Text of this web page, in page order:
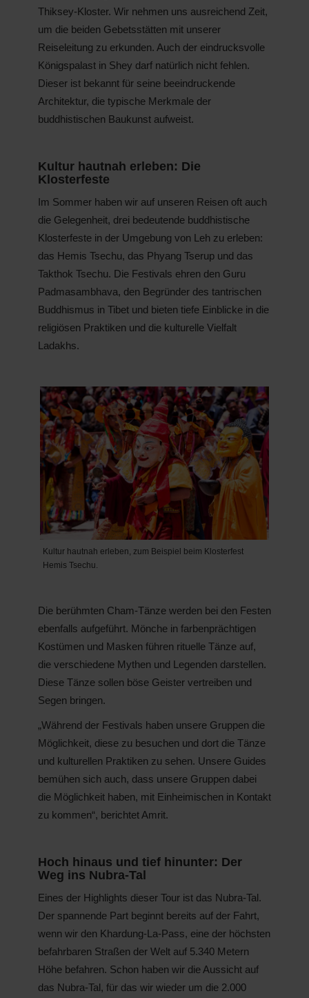
Thiksey-Kloster. Wir nehmen uns ausreichend Zeit,
um die beiden Gebetsstätten mit unserer
Reiseleitung zu erkunden. Auch der eindrucksvolle
Königspalast in Shey darf natürlich nicht fehlen.
Dieser ist bekannt für seine beeindruckende
Architektur, die typische Merkmale der
buddhistischen Baukunst aufweist.
Kultur hautnah erleben: Die
Klosterfeste
Im Sommer haben wir auf unseren Reisen oft auch
die Gelegenheit, drei bedeutende buddhistische
Klosterfeste in der Umgebung von Leh zu erleben:
das Hemis Tsechu, das Phyang Tserup und das
Takthok Tsechu. Die Festivals ehren den Guru
Padmasambhava, den Begründer des tantrischen
Buddhismus in Tibet und bieten tiefe Einblicke in die
religiösen Praktiken und die kulturelle Vielfalt
Ladakhs.
Kultur hautnah erleben, zum Beispiel beim Klosterfest
Hemis Tsechu.
Die berühmten Cham-Tänze werden bei den Festen
ebenfalls aufgeführt. Mönche in farbenprächtigen
Kostümen und Masken führen rituelle Tänze auf,
die verschiedene Mythen und Legenden darstellen.
Diese Tänze sollen böse Geister vertreiben und
Segen bringen.
„Während der Festivals haben unsere Gruppen die
Möglichkeit, diese zu besuchen und dort die Tänze
und kulturellen Praktiken zu sehen. Unsere Guides
bemühen sich auch, dass unsere Gruppen dabei
die Möglichkeit haben, mit Einheimischen in Kontakt
zu kommen“, berichtet Amrit.
Hoch hinaus und tief hinunter: Der
Weg ins Nubra-Tal
Eines der Highlights dieser Tour ist das Nubra-Tal.
Der spannende Part beginnt bereits auf der Fahrt,
wenn wir den Khardung-La-Pass, eine der höchsten
befahrbaren Straßen der Welt auf 5.340 Metern
Höhe befahren. Schon haben wir die Aussicht auf
das Nubra-Tal, für das wir wieder um die 2.000